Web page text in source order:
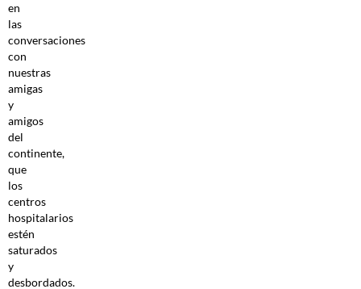
en
las
conversaciones
con
nuestras
amigas
y
amigos
del
continente,
que
los
centros
hospitalarios
estén
saturados
y
desbordados.